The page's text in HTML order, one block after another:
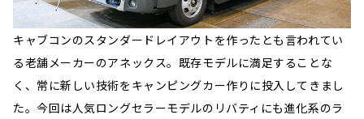
キャブコンのスタンダードレイアウトを作ったとも言われてい
る老舗メーカーのアネックス。既存モデルに満足することな
く、常に新しい技術をキャンピングカー作りに投入してきまし
た。今回は人気ロングセラーモデルのリバティにも進化系のラ